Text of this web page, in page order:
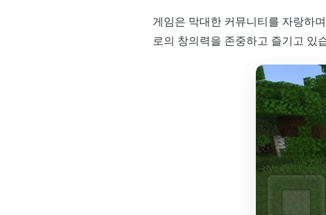
게임은 막대한 커뮤니티를 자랑하
로의 창의력을 존중하고 즐기고